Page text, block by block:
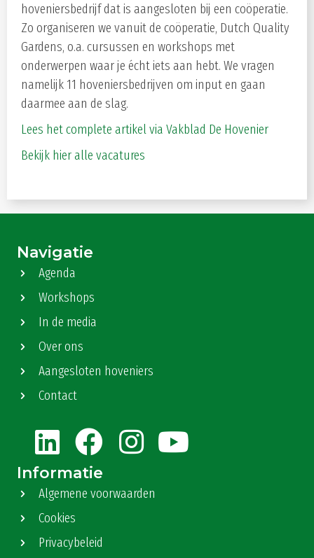
hoveniersbedrijf dat is aangesloten bij een coöperatie.
Zo organiseren we vanuit de coöperatie, Dutch Quality
Gardens, o.a. cursussen en workshops met
onderwerpen waar je écht iets aan hebt. We vragen
namelijk 11 hoveniersbedrijven om input en gaan
daarmee aan de slag.
Lees het complete artikel via Vakblad De Hovenier
Bekijk hier alle vacatures
Navigatie
Agenda
Workshops
In de media
Over ons
Aangesloten hoveniers
Contact
Informatie
Algemene voorwaarden
Cookies
Privacybeleid